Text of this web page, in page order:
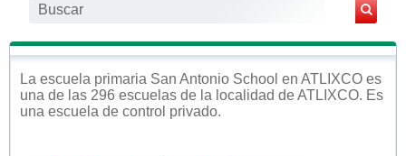
La escuela primaria San Antonio School en ATLIXCO es
una de las 296 escuelas de la localidad deATLIXCO. Es
una escuela de control privado.